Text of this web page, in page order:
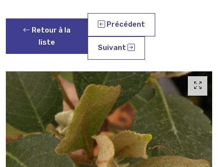
Retour à la
liste
Précédent
Suivant